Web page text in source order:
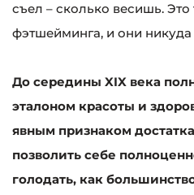
съел – сколько весишь.
фэтшейминга, и они никуда
До середины XIX века
эталоном красоты и
явным признаком
позволить себе
голодать, как